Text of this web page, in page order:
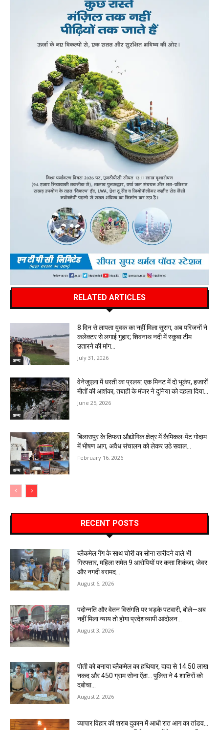
RELATED ARTICLES
अन्य
8 दिन से लापता युवक का नहीं मिला सुराग, अब परिजनों ने
कलेक्टर से लगाई गुहार; शिवनाथ नदी में स्कूबा टीम
उतारने की मांग…
July 31, 2026
अन्य
वेनेजुएला में धरती का प्रलय: एक मिनट में दो भूकंप, हजारों
मौतों की आशंका, तबाही के मंजर ने दुनिया को दहला दिया…
June 25, 2026
अन्य
बिलासपुर के तिफरा औद्योगिक क्षेत्र में कैमिकल-पेंट गोदाम
में भीषण आग, अवैध संचालन को लेकर उठे सवाल…
February 16, 2026
RECENT POSTS
ब्लैकमेल गैंग के साथ चोरी का सोना खरीदने वाले भी
गिरफ्तार, महिला समेत 9 आरोपियों पर कसा शिकंजा; जेवर
और नगदी बरामद…
August 6, 2026
पदोन्नति और वेतन विसंगति पर भड़के पटवारी, बोले—अब
नहीं मिला न्याय तो होगा प्रदेशव्यापी आंदोलन…
August 3, 2026
पोती को बनाया ब्लैकमेल का हथियार, दादा से 14.50 लाख
नकद और 450 ग्राम सोना ऐंठा… पुलिस ने 4 शातिरों को
दबोचा…
August 2, 2026
व्यापार विहार की शराब दुकान में आधी रात आग का तांडव…